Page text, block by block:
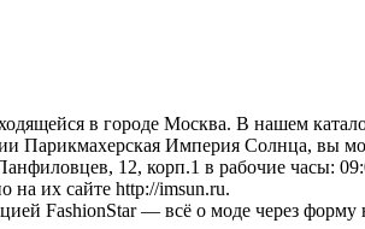
в городе Москва. В нашем
Парикмахерская Империя Солнца, вы
12, корп.1 в рабочие часы:
на их сайте http://imsun.ru.
FashionStar — всё о моде через форму